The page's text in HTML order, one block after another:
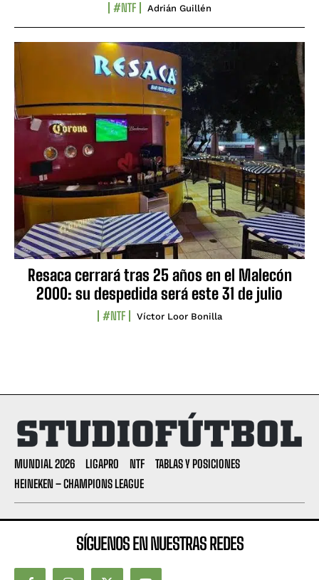
#NTF Adrián Guillén
Resaca cerrará tras 25 años en el Malecón
2000: su despedida será este 31 de julio
#NTF Víctor Loor Bonilla
MUNDIAL 2026 LIGAPRO NTF
TABLAS Y POSICIONES
HEINEKEN – CHAMPIONS LEAGUE
SÍGUENOS EN NUESTRAS REDES